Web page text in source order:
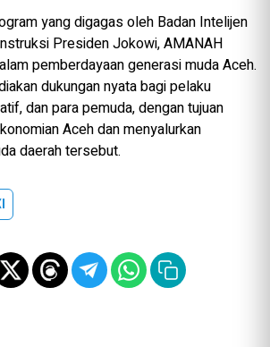
yang digagas oleh Badan Intelijen
Presiden Jokowi, AMANAH
pemberdayaan generasi muda Aceh.
dukungan nyata bagi pelaku
dan para pemuda, dengan tujuan
Aceh dan menyalurkan
daerah tersebut.